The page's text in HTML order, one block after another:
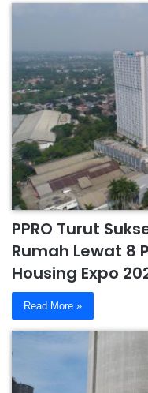
PPRO Turut
Rumah Lewat 8
Housing Expo
Read More »